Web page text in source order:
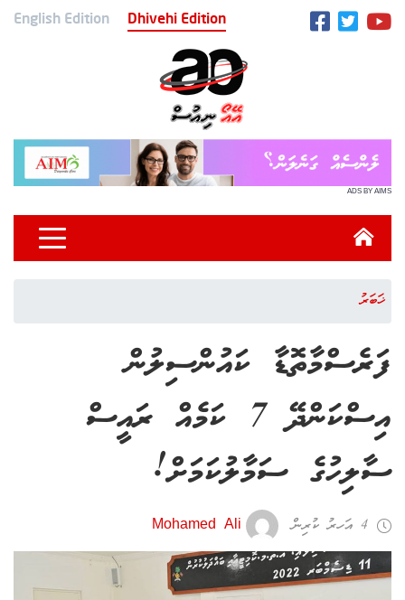
English Edition Dhivehi Edition
ADS BY AIMS
ޚަބަރު
ފަރެސްމާތޮޑާ ކައުންސިލުން
އިސްކަންދޭ 7 ކަމެއް ރައީސް
ސާލިހުގެ ސަމާލުކަމަށް!
4 އަހރު ކުރިން Mohamed Ali